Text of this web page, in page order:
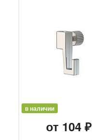
в наличии
от 104 ₽